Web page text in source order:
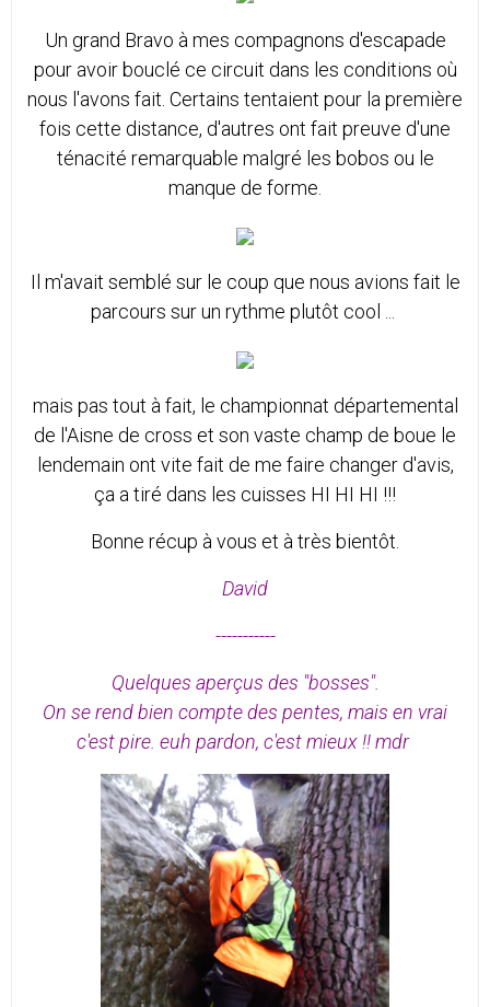
Un grand Bravo à mes compagnons d'escapade
pour avoir bouclé ce circuit dans les conditions où
nous l'avons fait. Certains tentaient pour la première
fois cette distance, d'autres ont fait preuve d'une
ténacité remarquable malgré les bobos ou le
manque de forme.
Il m'avait semblé sur le coup que nous avions fait le
parcours sur un rythme plutôt cool ...
mais pas tout à fait, le championnat départemental
de l'Aisne de cross et son vaste champ de boue le
lendemain ont vite fait de me faire changer d'avis,
ça a tiré dans les cuisses HI HI HI !!!
Bonne récup à vous et à très bientôt.
David
-----------
Quelques aperçus des "bosses".
On se rend bien compte des pentes, mais en vrai
c'est pire. euh pardon, c'est mieux !! mdr